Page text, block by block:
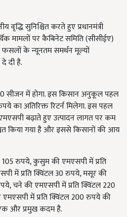
सुनिश्चित करते हुए प्रधानमंत्री
मामलों पर कैबिनेट समिति (सीसीईए)
फसलों के न्यूनतम समर्थन मूल्यों
दी है.
सीजन में होगा. इस किसान अनुकूल पहल
का अतिरिक्त रिटर्न मिलेगा. इस पहल
बढ़ाते हुए उत्पादन लागत पर कम
किया गया है और इससे किसानों की आय
रुपये,कुसुम की एमएसपी में प्रति
में प्रति क्विंटल30रुपये,मसूर की
,चने की एमएसपी में प्रति क्विंटल220
में प्रति क्विंटल200रुपये की
और प्रमुख कदम है.